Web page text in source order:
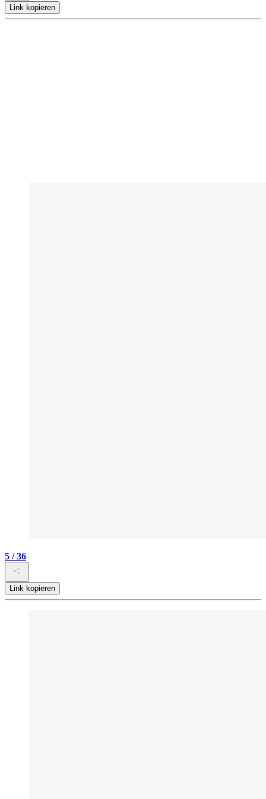
Link kopieren
5 / 36
Link kopieren